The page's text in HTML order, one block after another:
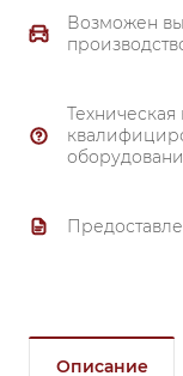
подшипник (все
чугун.
Тройной
Материал
Возможен
Техническая
Описание